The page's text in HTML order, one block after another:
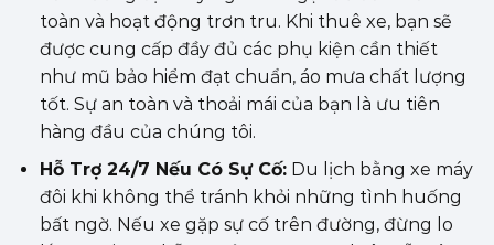
toàn và hoạt động trơn tru. Khi thuê xe, bạn sẽ
được cung cấp đầy đủ các phụ kiện cần thiết
như mũ bảo hiểm đạt chuẩn, áo mưa chất lượng
tốt. Sự an toàn và thoải mái của bạn là ưu tiên
hàng đầu của chúng tôi.
Hỗ Trợ 24/7 Nếu Có Sự Cố:Du lịch bằng xe máy
đôi khi không thể tránh khỏi những tình huống
bất ngờ. Nếu xe gặp sự cố trên đường, đừng lo